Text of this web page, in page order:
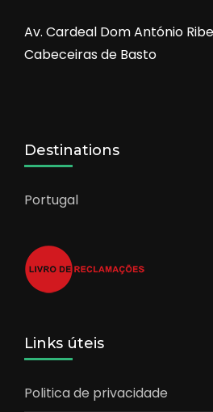
Av. Cardeal Dom António
Cabeceiras de Basto
Destinations
Portugal
Links úteis
Politica de privacidade